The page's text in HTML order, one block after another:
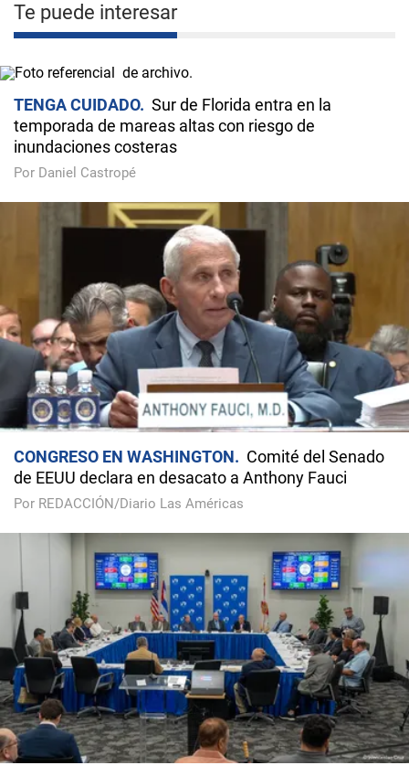
Te puede interesar
TENGA CUIDADO
Sur de Florida entra en la
temporada de mareas altas con riesgo de
inundaciones costeras
Por Daniel Castropé
CONGRESO EN WASHINGTON
Comité del Senado
de EEUU declara en desacato a Anthony Fauci
Por REDACCIÓN/Diario Las Américas